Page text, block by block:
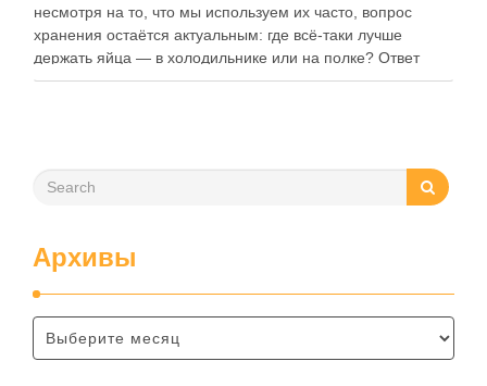
несмотря на то, что мы используем их часто, вопрос
хранения остаётся актуальным: где всё-таки лучше
держать яйца — в холодильнике или на полке? Ответ
зависит от нескольких факторов, включая температуру
Архивы